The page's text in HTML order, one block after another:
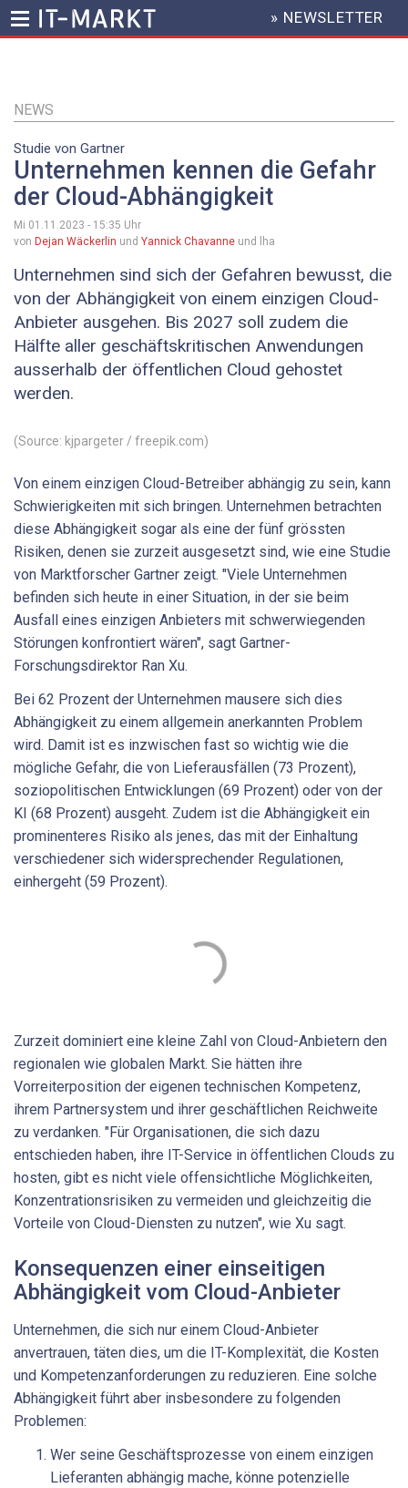
Inhalt
HEADER
MENU
» NEWSLETTER
NEWS
Studie von Gartner
Unternehmen kennen die Gefahr
der Cloud-Abhängigkeit
Mi 01.11.2023 - 15:35 Uhr
von Dejan Wäckerlin und Yannick Chavanne und lha
Unternehmen sind sich der Gefahren bewusst, die
von der Abhängigkeit von einem einzigen Cloud-
Anbieter ausgehen. Bis 2027 soll zudem die
Hälfte aller geschäftskritischen Anwendungen
ausserhalb der öffentlichen Cloud gehostet
werden.
(Source: kjpargeter / freepik.com)
Von einem einzigen Cloud-Betreiber abhängig zu sein, kann
Schwierigkeiten mit sich bringen. Unternehmen betrachten
diese Abhängigkeit sogar als eine der fünf grössten
Risiken, denen sie zurzeit ausgesetzt sind, wie eine Studie
von Marktforscher Gartner zeigt. "Viele Unternehmen
befinden sich heute in einer Situation, in der sie beim
Ausfall eines einzigen Anbieters mit schwerwiegenden
Störungen konfrontiert wären", sagt Gartner-
Forschungsdirektor Ran Xu.
Bei 62 Prozent der Unternehmen mausere sich dies
Abhängigkeit zu einem allgemein anerkannten Problem
wird. Damit ist es inzwischen fast so wichtig wie die
mögliche Gefahr, die von Lieferausfällen (73 Prozent),
soziopolitischen Entwicklungen (69 Prozent) oder von der
KI (68 Prozent) ausgeht. Zudem ist die Abhängigkeit ein
prominenteres Risiko als jenes, das mit der Einhaltung
verschiedener sich widersprechender Regulationen,
einhergeht (59 Prozent).
Zurzeit dominiert eine kleine Zahl von Cloud-Anbietern den
regionalen wie globalen Markt. Sie hätten ihre
Vorreiterposition der eigenen technischen Kompetenz,
ihrem Partnersystem und ihrer geschäftlichen Reichweite
zu verdanken. "Für Organisationen, die sich dazu
entschieden haben, ihre IT-Service in öffentlichen Clouds zu
hosten, gibt es nicht viele offensichtliche Möglichkeiten,
Konzentrationsrisiken zu vermeiden und gleichzeitig die
Vorteile von Cloud-Diensten zu nutzen", wie Xu sagt.
Konsequenzen einer einseitigen
Abhängigkeit vom Cloud-Anbieter
Unternehmen, die sich nur einem Cloud-Anbieter
anvertrauen, täten dies, um die IT-Komplexität, die Kosten
und Kompetenzanforderungen zu reduzieren. Eine solche
Abhängigkeit führt aber insbesondere zu folgenden
Problemen:
Wer seine Geschäftsprozesse von einem einzigen
Lieferanten abhängig mache, könne potenzielle